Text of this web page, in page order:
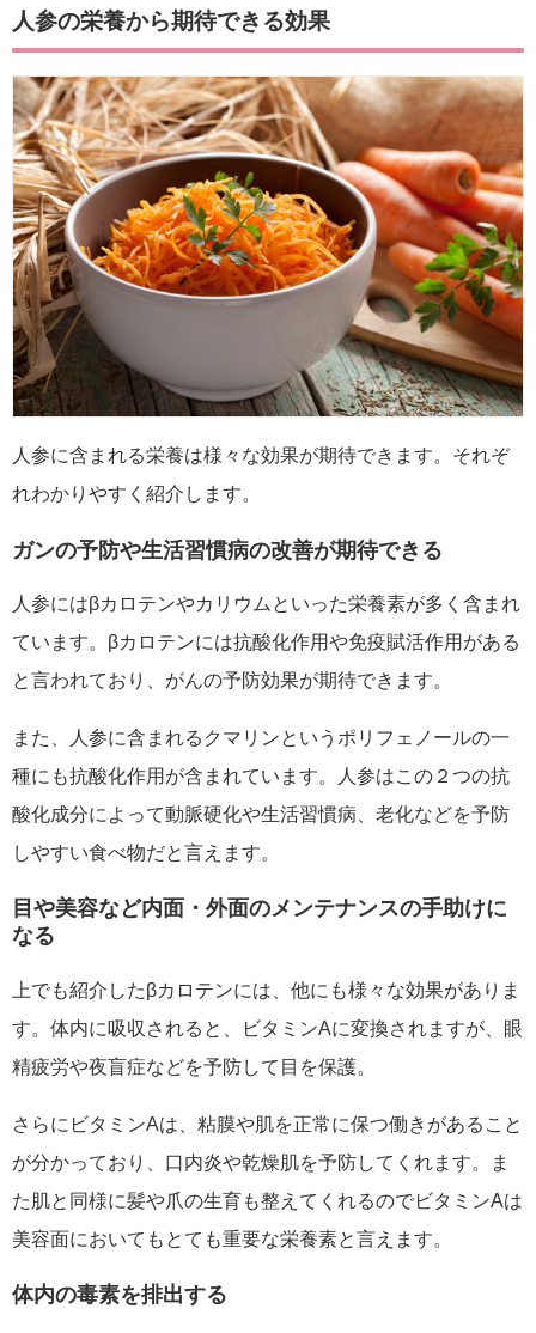
人参の栄養から期待できる効果
人参に含まれる栄養は様々な効果が期待できます。それぞ
れわかりやすく紹介します。
ガンの予防や生活習慣病の改善が期待できる
人参にはβカロテンやカリウムといった栄養素が多く含まれ
ています。βカロテンには抗酸化作用や免疫賦活作用がある
と言われており、がんの予防効果が期待できます。
また、人参に含まれるクマリンというポリフェノールの一
種にも抗酸化作用が含まれています。人参はこの２つの抗
酸化成分によって動脈硬化や生活習慣病、老化などを予防
しやすい食べ物だと言えます。
目や美容など内面・外面のメンテナンスの手助けに
なる
上でも紹介したβカロテンには、他にも様々な効果がありま
す。体内に吸収されると、ビタミンAに変換されますが、眼
精疲労や夜盲症などを予防して目を保護。
さらにビタミンAは、粘膜や肌を正常に保つ働きがあること
が分かっており、口内炎や乾燥肌を予防してくれます。ま
た肌と同様に髪や爪の生育も整えてくれるのでビタミンAは
美容面においてもとても重要な栄養素と言えます。
体内の毒素を排出する